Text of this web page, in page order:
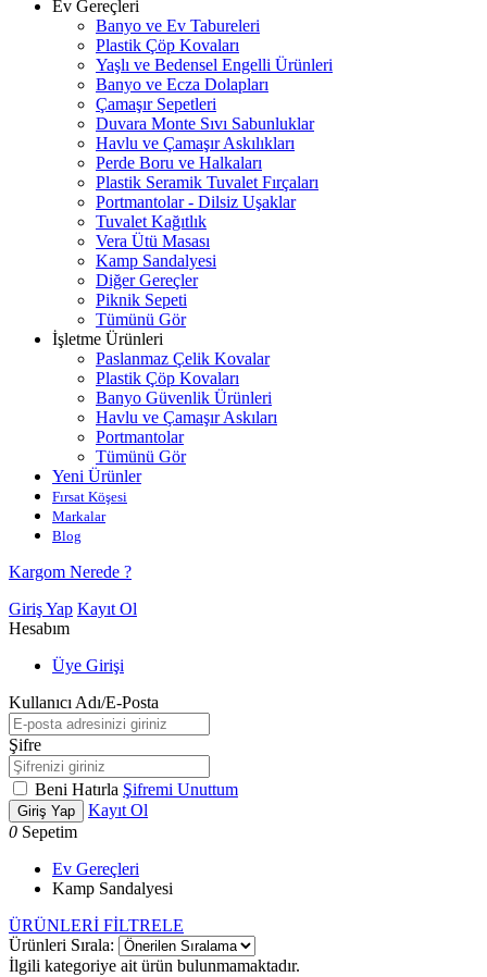
Ev Gereçleri
Banyo ve Ev Tabureleri
Plastik Çöp Kovaları
Yaşlı ve Bedensel Engelli Ürünleri
Banyo ve Ecza Dolapları
Çamaşır Sepetleri
Duvara Monte Sıvı Sabunluklar
Havlu ve Çamaşır Askılıkları
Perde Boru ve Halkaları
Plastik Seramik Tuvalet Fırçaları
Portmantolar - Dilsiz Uşaklar
Tuvalet Kağıtlık
Vera Ütü Masası
Kamp Sandalyesi
Diğer Gereçler
Piknik Sepeti
Tümünü Gör
İşletme Ürünleri
Paslanmaz Çelik Kovalar
Plastik Çöp Kovaları
Banyo Güvenlik Ürünleri
Havlu ve Çamaşır Askıları
Portmantolar
Tümünü Gör
Yeni Ürünler
Fırsat Köşesi
Markalar
Blog
Kargom Nerede ?
Giriş Yap Kayıt Ol
Hesabım
Üye Girişi
Kullanıcı Adı/E-Posta
Şifre
Beni Hatırla Şifremi Unuttum
Giriş Yap
Kayıt Ol
0 Sepetim
Ev Gereçleri
Kamp Sandalyesi
ÜRÜNLERİ FİLTRELE
Ürünleri Sırala:
İlgili kategoriye ait ürün bulunmamaktadır.